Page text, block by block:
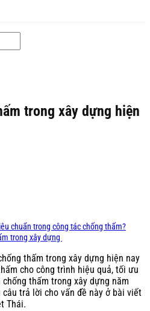
trong xây dựng hiện
chuẩn trong công tác chống thấm?
trong xây dựng
thấm trong xây dựng hiện nay
cho công trình hiệu quả, tối ưu
thấm trong xây dựng năm
trả lời cho vấn đề này ở bài viết
Thái.